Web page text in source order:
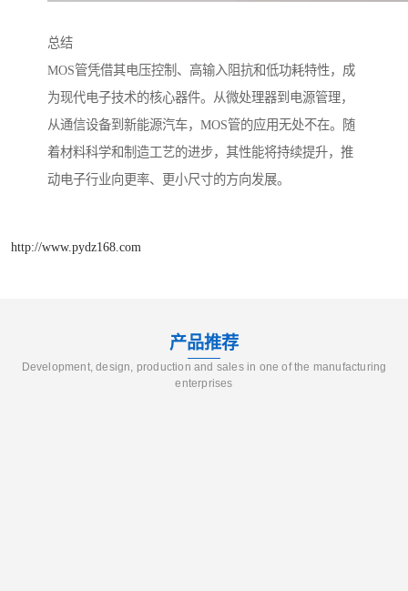
总结
MOS管凭借其电压控制、高输入阻抗和低功耗特性，成
为现代电子技术的核心器件。从微处理器到电源管理，
从通信设备到新能源汽车，MOS管的应用无处不在。随
着材料科学和制造工艺的进步，其性能将持续提升，推
动电子行业向更率、更小尺寸的方向发展。
http://www.pydz168.com
产品推荐
Development, design, production and sales in one of the manufacturing
enterprises